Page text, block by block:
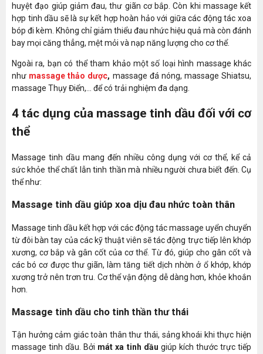
huyệt đạo giúp giảm đau, thư giãn cơ bắp. Còn khi massage kết
hợp tinh dầu sẽ là sự kết hợp hoàn hảo với giữa các động tác xoa
bóp đi kèm. Không chỉ giảm thiểu đau nhức hiệu quả mà còn đánh
bay mọi căng thẳng, mệt mỏi và nạp năng lượng cho cơ thể.
Ngoài ra, bạn có thể tham khảo một số loại hình massage khác
như massage thảo dược, massage đá nóng, massage Shiatsu,
massage Thụy Điển,... để có trải nghiệm đa dạng.
4 tác dụng của massage tinh dầu đối với cơ
thể
Massage tinh dầu mang đến nhiều công dụng với cơ thể, kể cả
sức khỏe thể chất lẫn tinh thần mà nhiều người chưa biết đến. Cụ
thể như:
Massage tinh dầu giúp xoa dịu đau nhức toàn thân
Massage tinh dầu kết hợp với các động tác massage uyển chuyển
từ đôi bàn tay của các kỹ thuật viên sẽ tác động trực tiếp lên khớp
xương, cơ bắp và gân cốt của cơ thể. Từ đó, giúp cho gân cốt và
các bó cơ được thư giãn, làm tăng tiết dịch nhờn ở ổ khớp, khớp
xương trở nên trơn tru. Cơ thể vận động dễ dàng hơn, khỏe khoắn
hơn.
Massage tinh dầu cho tinh thần thư thái
Tận hưởng cảm giác toàn thân thư thái, sảng khoái khi thực hiện
massage tinh dầu. Bởi mát xa tinh dầu giúp kích thước trực tiếp